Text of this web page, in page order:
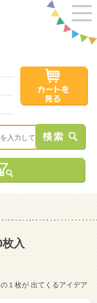
入
１枚が 出てくるアイデア